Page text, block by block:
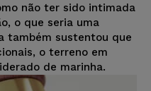
não ter sido intimada
o que seria uma
também sustentou que
o terreno em
de marinha.